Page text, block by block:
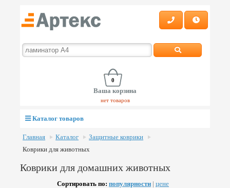
0
Ваша корзина
нет товаров
Каталог товаров
Главная Каталог
Защитные коврики
Коврики для животных
Коврики для домашних животных
Сортировать по: популярности | цене